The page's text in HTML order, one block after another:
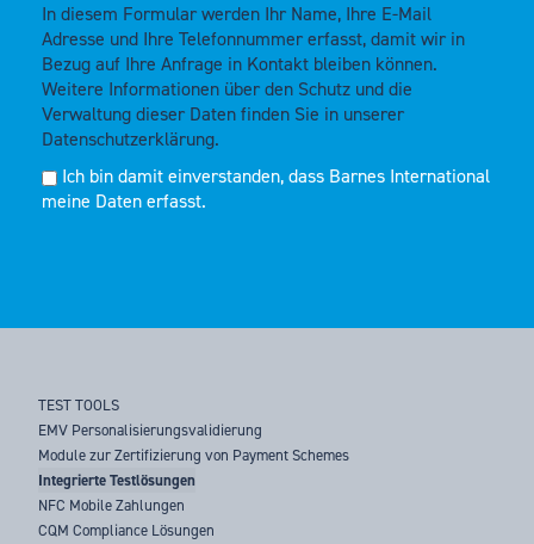
In diesem Formular werden Ihr Name, Ihre E-Mail
Adresse und Ihre Telefonnummer erfasst, damit wir in
Bezug auf Ihre Anfrage in Kontakt bleiben können.
Weitere Informationen über den Schutz und die
Verwaltung dieser Daten finden Sie in unserer
Datenschutzerklärung.
Ich bin damit einverstanden, dass Barnes International
meine Daten erfasst.
TEST TOOLS
EMV Personalisierungsvalidierung
Module zur Zertifizierung von Payment Schemes
Integrierte Testlösungen
NFC Mobile Zahlungen
CQM Compliance Lösungen